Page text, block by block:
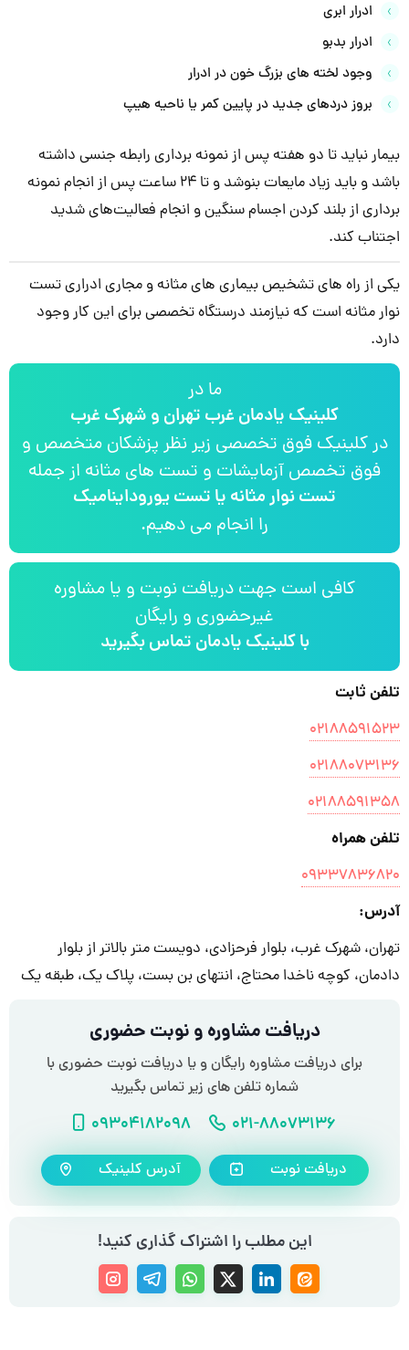
ادرار ابری
ادرار بدبو
وجود لخته های بزرگ خون در ادرار
بروز دردهای جدید در پایین کمر یا ناحیه هیپ
بیمار نباید تا دو هفته پس از نمونه برداری رابطه جنسی داشته
باشد و باید زیاد مایعات بنوشد و تا 24 ساعت پس از انجام نمونه
برداری از بلند کردن اجسام سنگین و انجام فعالیت‌های شدید
اجتناب کند.
یکی از راه های تشخیص بیماری های مثانه و مجاری ادراری تست
نوار مثانه است که نیازمند درستگاه تخصصی برای این کار وجود
دارد.
ما در
کلینیک یادمان غرب تهران و شهرک غرب
در کلینیک فوق تخصصی زیر نظر پزشکان متخصص و
فوق تخصص آزمایشات و تست های مثانه از جمله
تست نوار مثانه یا تست یوروداینامیک
را انجام می دهیم.
کافی است جهت دریافت نوبت و یا مشاوره
غیرحضوری و رایگان
با کلینیک یادمان تماس بگیرید
تلفن ثابت
۰۲۱۸۸۵۹۱۵۲۳
۰۲۱۸۸۰۷۳۱۳۶
۰۲۱۸۸۵۹۱۳۵۸
تلفن همراه
۰۹۳۳۷۸۳۶۸۲۰
آدرس:
تهران، شهرک غرب، بلوار فرحزادی، دویست متر بالاتر از بلوار
دادمان، کوچه ناخدا محتاج، انتهای بن بست، پلاک یک، طبقه یک
دریافت مشاوره و نوبت حضوری
برای دریافت مشاوره رایگان و یا دریافت نوبت حضوری با
شماره تلفن های زیر تماس بگیرید
شماره تلفن
021-88073136 شماره موبایل 09304182098
دریافت نوبت آدرس کلینیک
این مطلب را اشتراک گذاری کنید!